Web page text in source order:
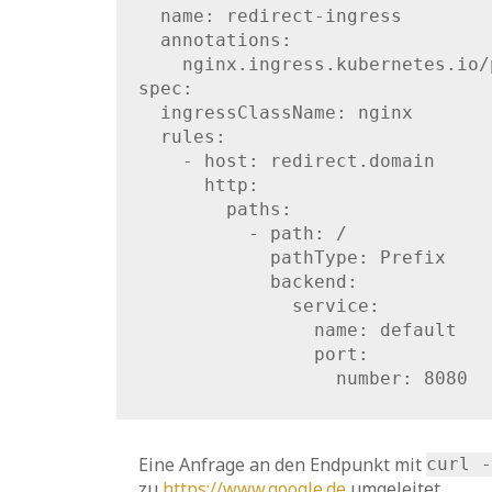
  name: redirect-ingress
  annotations:
spec:
  ingressClassName: nginx
  rules:
    - host: redirect.domain
      http:
        paths:
          - path: /
            pathType: Prefix
            backend:
              service:
                name: default
                port:
                  number: 8080
Eine Anfrage an den Endpunkt mit curl -